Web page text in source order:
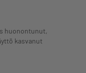
huonontunut,
kasvanut